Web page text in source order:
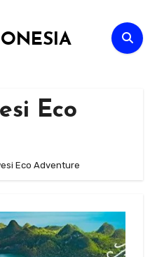
Eco
Eco Adventure